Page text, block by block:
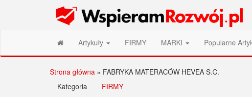
Wspieram Rozwój PL
Artykuły FIRMY MARKI Popularne
Strona główna » FABRYKA MATERACÓW HEVEA S.C.
Kategoria
FIRMY